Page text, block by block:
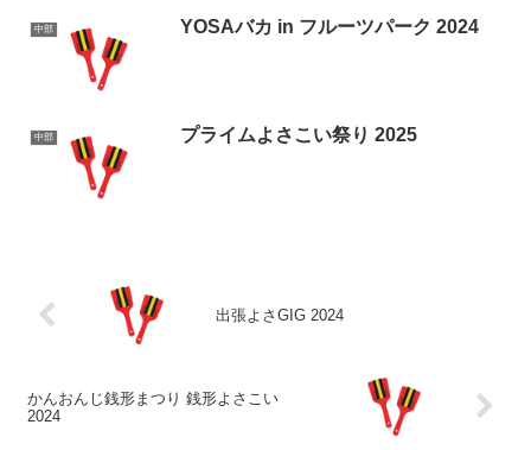
中部 YOSAバカ in フルーツパーク 2024
中部 プライムよさこい祭り 2025
出張よさGIG 2024
かんおんじ銭形まつり 銭形よさこい
2024